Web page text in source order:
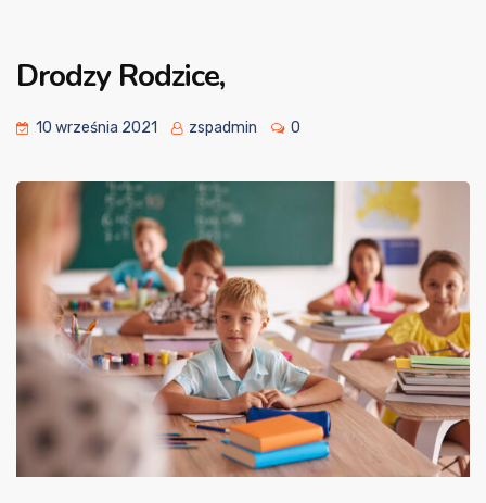
Drodzy Rodzice,
10 września 2021 zspadmin 0